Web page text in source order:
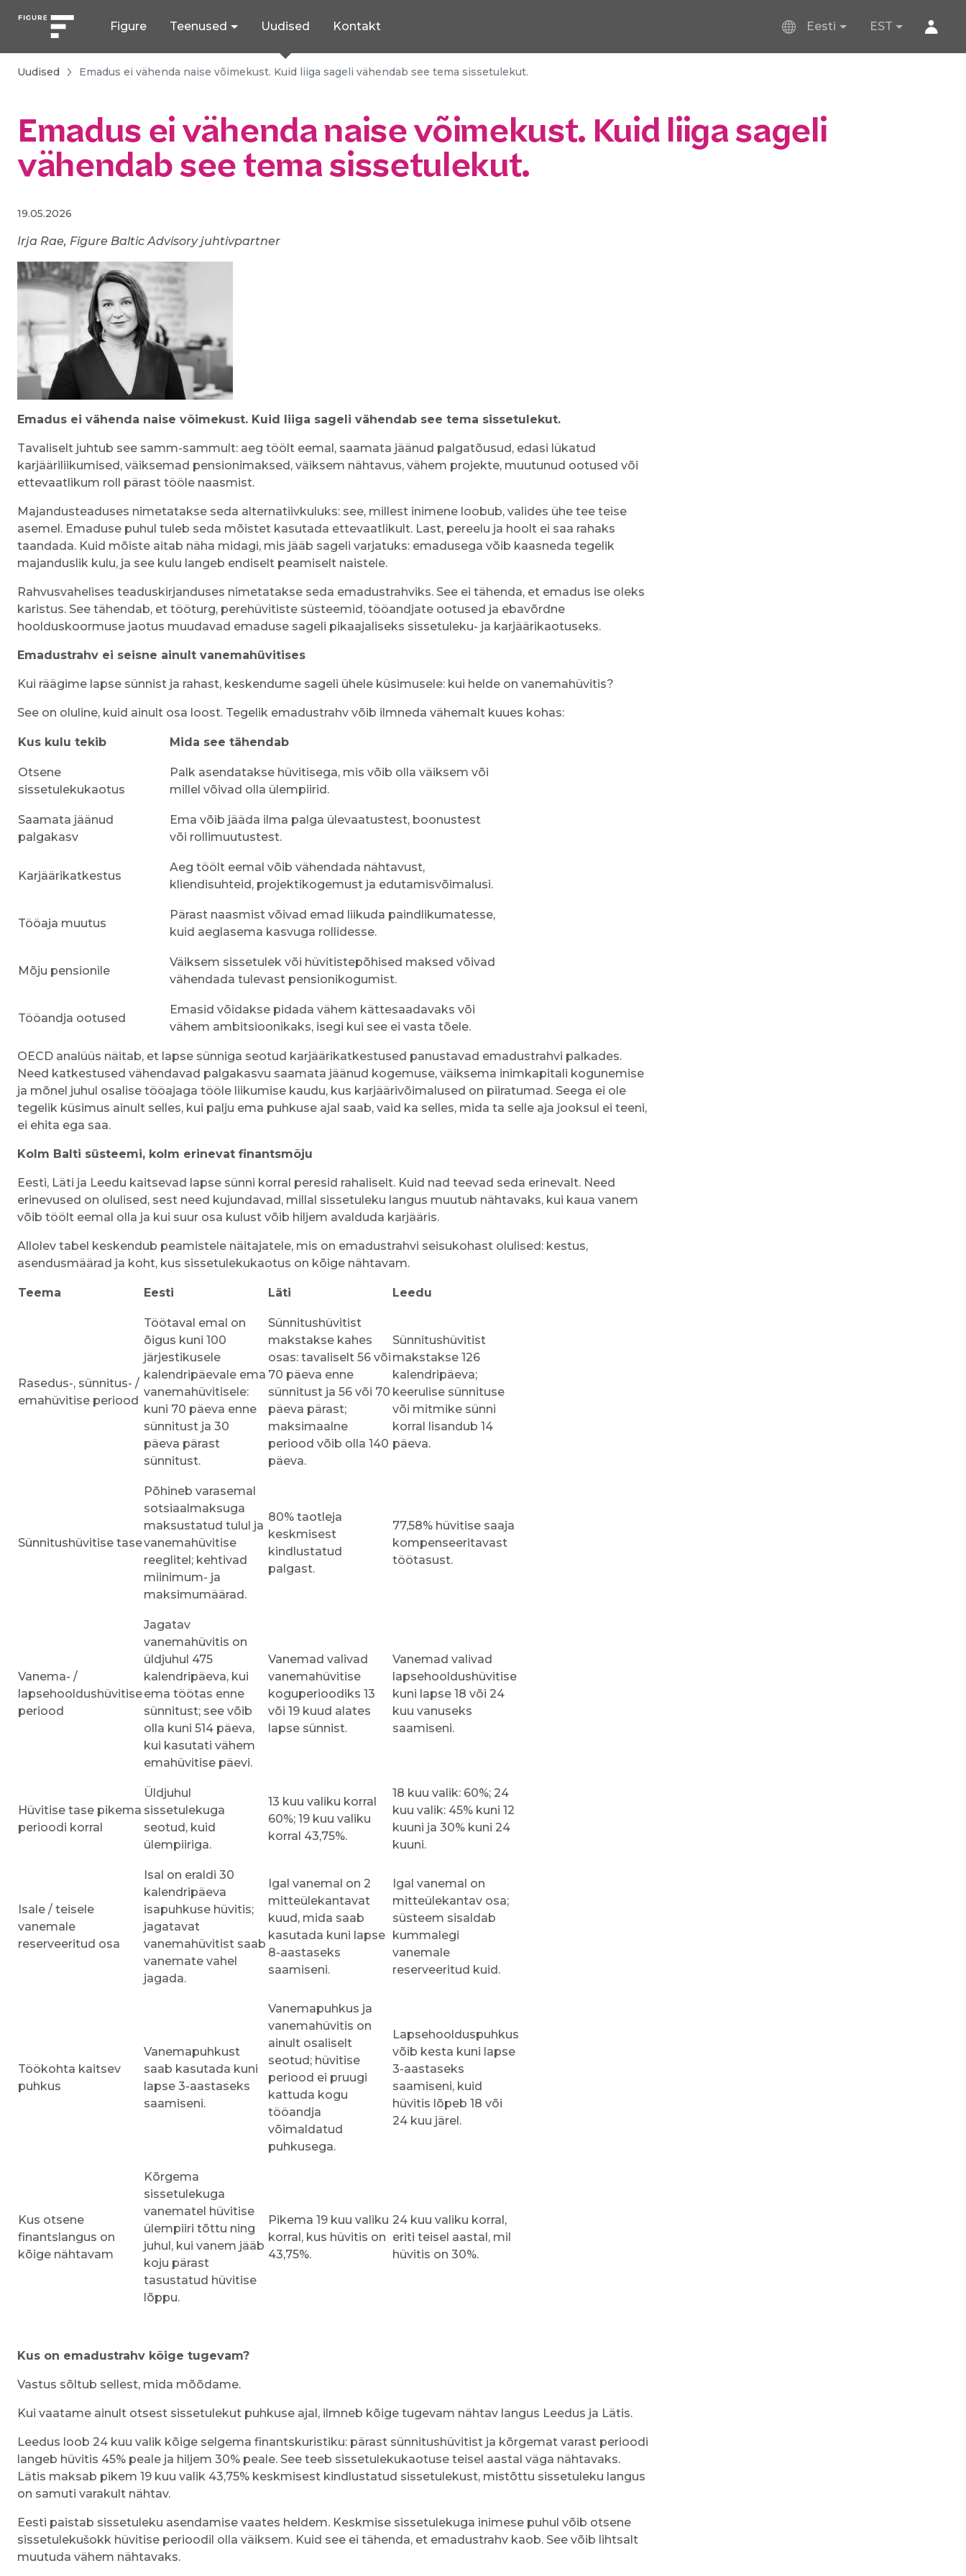
Figure Teenused Uudised Kontakt Eesti EST
Uudised Emadus ei vähenda naise võimekust. Kuid liiga sageli vähendab see tema sissetulekut.
Emadus ei vähenda naise võimekust. Kuid liiga sageli
vähendab see tema sissetulekut.
19.05.2026
Irja Rae, Figure Baltic Advisory juhtivpartner
Emadus ei vähenda naise võimekust. Kuid liiga sageli vähendab see tema sissetulekut.
Tavaliselt juhtub see samm-sammult: aeg töölt eemal, saamata jäänud palgatõusud, edasi lükatud
karjääriliikumised, väiksemad pensionimaksed, väiksem nähtavus, vähem projekte, muutunud ootused või
ettevaatlikum roll pärast tööle naasmist.
Majandusteaduses nimetatakse seda alternatiivkuluks: see, millest inimene loobub, valides ühe tee teise
asemel. Emaduse puhul tuleb seda mõistet kasutada ettevaatlikult. Last, pereelu ja hoolt ei saa rahaks
taandada. Kuid mõiste aitab näha midagi, mis jääb sageli varjatuks: emadusega võib kaasneda tegelik
majanduslik kulu, ja see kulu langeb endiselt peamiselt naistele.
Rahvusvahelises teaduskirjanduses nimetatakse seda emadustrahviks. See ei tähenda, et emadus ise oleks
karistus. See tähendab, et tööturg, perehüvitiste süsteemid, tööandjate ootused ja ebavõrdne
hoolduskoormuse jaotus muudavad emaduse sageli pikaajaliseks sissetuleku- ja karjäärikaotuseks.
Emadustrahv ei seisne ainult vanemahüvitises
Kui räägime lapse sünnist ja rahast, keskendume sageli ühele küsimusele: kui helde on vanemahüvitis?
See on oluline, kuid ainult osa loost. Tegelik emadustrahv võib ilmneda vähemalt kuues kohas:
Kus kulu tekib Mida see tähendab
Otsene
sissetulekukaotus
Palk asendatakse hüvitisega, mis võib olla väiksem või
millel võivad olla ülempiirid.
Saamata jäänud
palgakasv
Ema võib jääda ilma palga ülevaatustest, boonustest
või rollimuutustest.
Karjäärikatkestus
Aeg töölt eemal võib vähendada nähtavust,
kliendisuhteid, projektikogemust ja edutamisvõimalusi.
Tööaja muutus
Pärast naasmist võivad emad liikuda paindlikumatesse,
kuid aeglasema kasvuga rollidesse.
Mõju pensionile
Väiksem sissetulek või hüvitistepõhised maksed võivad
vähendada tulevast pensionikogumist.
Tööandja ootused
Emasid võidakse pidada vähem kättesaadavaks või
vähem ambitsioonikaks, isegi kui see ei vasta tõele.
OECD analüüs näitab, et lapse sünniga seotud karjäärikatkestused panustavad emadustrahvi palkades.
Need katkestused vähendavad palgakasvu saamata jäänud kogemuse, väiksema inimkapitali kogunemise
ja mõnel juhul osalise tööajaga tööle liikumise kaudu, kus karjäärivõimalused on piiratumad. Seega ei ole
tegelik küsimus ainult selles, kui palju ema puhkuse ajal saab, vaid ka selles, mida ta selle aja jooksul ei teeni,
ei ehita ega saa.
Kolm Balti süsteemi, kolm erinevat finantsmõju
Eesti, Läti ja Leedu kaitsevad lapse sünni korral peresid rahaliselt. Kuid nad teevad seda erinevalt. Need
erinevused on olulised, sest need kujundavad, millal sissetuleku langus muutub nähtavaks, kui kaua vanem
võib töölt eemal olla ja kui suur osa kulust võib hiljem avalduda karjääris.
Allolev tabel keskendub peamistele näitajatele, mis on emadustrahvi seisukohast olulised: kestus,
asendusmäärad ja koht, kus sissetulekukaotus on kõige nähtavam.
Teema Eesti Läti Leedu
Rasedus-, sünnitus- /
emahüvitise periood
Töötaval emal on
õigus kuni 100
järjestikusele
kalendripäevale ema
vanemahüvitisele:
kuni 70 päeva enne
sünnitust ja 30
päeva pärast
sünnitust.
Sünnitushüvitist
makstakse kahes
osas: tavaliselt 56 või
70 päeva enne
sünnitust ja 56 või 70
päeva pärast;
maksimaalne
periood võib olla 140
päeva.
Sünnitushüvitist
makstakse 126
kalendripäeva;
keerulise sünnituse
või mitmike sünni
korral lisandub 14
päeva.
Sünnitushüvitise tase
Põhineb varasemal
sotsiaalmaksuga
maksustatud tulul ja
vanemahüvitise
reeglitel; kehtivad
miinimum- ja
maksimumäärad.
80% taotleja
keskmisest
kindlustatud
palgast.
77,58% hüvitise saaja
kompenseeritavast
töötasust.
Vanema- /
lapsehooldushüvitise
periood
Jagatav
vanemahüvitis on
üldjuhul 475
kalendripäeva, kui
ema töötas enne
sünnitust; see võib
olla kuni 514 päeva,
kui kasutati vähem
emahüvitise päevi.
Vanemad valivad
vanemahüvitise
koguperioodiks 13
või 19 kuud alates
lapse sünnist.
Vanemad valivad
lapsehooldushüvitise
kuni lapse 18 või 24
kuu vanuseks
saamiseni.
Hüvitise tase pikema
perioodi korral
Üldjuhul
sissetulekuga
seotud, kuid
ülempiiriga.
13 kuu valiku korral
60%; 19 kuu valiku
korral 43,75%.
18 kuu valik: 60%; 24
kuu valik: 45% kuni 12
kuuni ja 30% kuni 24
kuuni.
Isale / teisele
vanemale
reserveeritud osa
Isal on eraldi 30
kalendripäeva
isapuhkuse hüvitis;
jagatavat
vanemahüvitist saab
vanemate vahel
jagada.
Igal vanemal on 2
mitteülekantavat
kuud, mida saab
kasutada kuni lapse
8-aastaseks
saamiseni.
Igal vanemal on
mitteülekantav osa;
süsteem sisaldab
kummalegi
vanemale
reserveeritud kuid.
Töökohta kaitsev
puhkus
Vanemapuhkust
saab kasutada kuni
lapse 3-aastaseks
saamiseni.
Vanemapuhkus ja
vanemahüvitis on
ainult osaliselt
seotud; hüvitise
periood ei pruugi
kattuda kogu
tööandja
võimaldatud
puhkusega.
Lapsehoolduspuhkus
võib kesta kuni lapse
3-aastaseks
saamiseni, kuid
hüvitis lõpeb 18 või
24 kuu järel.
Kus otsene
finantslangus on
kõige nähtavam
Kõrgema
sissetulekuga
vanematel hüvitise
ülempiiri tõttu ning
juhul, kui vanem jääb
koju pärast
tasustatud hüvitise
lõppu.
Pikema 19 kuu valiku
korral, kus hüvitis on
43,75%.
24 kuu valiku korral,
eriti teisel aastal, mil
hüvitis on 30%.
Kus on emadustrahv kõige tugevam?
Vastus sõltub sellest, mida mõõdame.
Kui vaatame ainult otsest sissetulekut puhkuse ajal, ilmneb kõige tugevam nähtav langus Leedus ja Lätis.
Leedus loob 24 kuu valik kõige selgema finantskuristiku: pärast sünnitushüvitist ja kõrgemat varast perioodi
langeb hüvitis 45% peale ja hiljem 30% peale. See teeb sissetulekukaotuse teisel aastal väga nähtavaks.
Lätis maksab pikem 19 kuu valik 43,75% keskmisest kindlustatud sissetulekust, mistõttu sissetuleku langus
on samuti varakult nähtav.
Eesti paistab sissetuleku asendamise vaates heldem. Keskmise sissetulekuga inimese puhul võib otsene
sissetulekušokk hüvitise perioodil olla väiksem. Kuid see ei tähenda, et emadustrahv kaob. See võib lihtsalt
muutuda vähem nähtavaks.